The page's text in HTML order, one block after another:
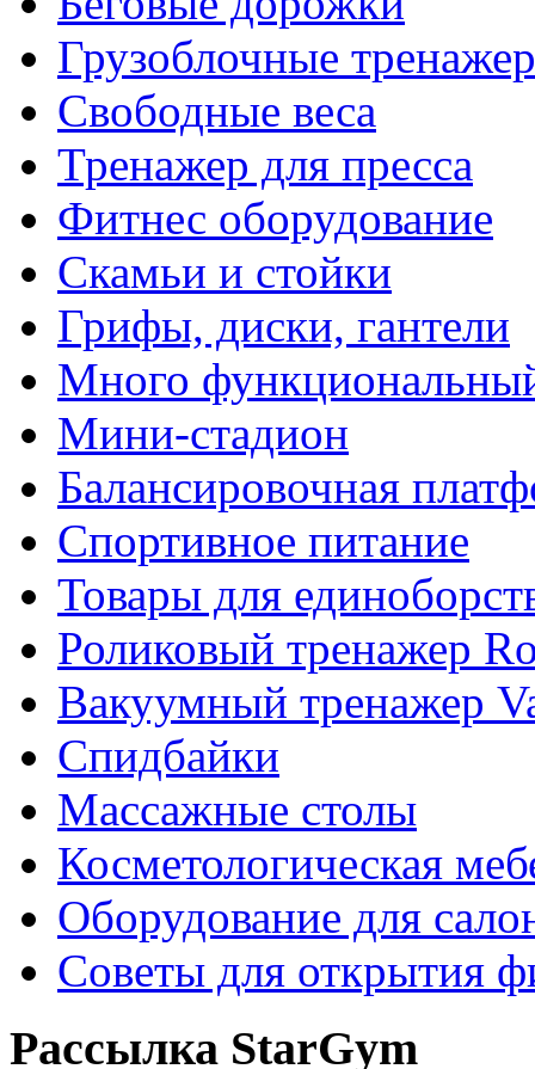
Грузоблочные
Свободные веса
Тренажер для пресса
Фитнес оборудование
Скамьи и стойки
Грифы, диски, гантели
Много
Мини-стадион
Балансировочная
Спортивное питание
Товары для
Роликовый тренажер
Вакуумный тренажер
Спидбайки
Массажные столы
Косметологическая
Оборудование для
Советы для открытия
Рассылка StarGym